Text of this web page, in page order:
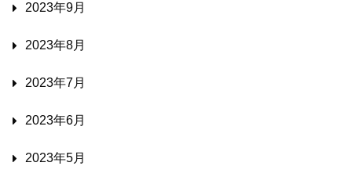
2023年9月
2023年8月
2023年7月
2023年6月
2023年5月